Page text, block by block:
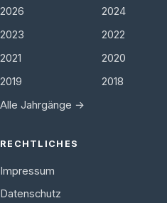
2026
2024
2023
2022
2021
2020
2019
2018
Alle Jahrgänge →
RECHTLICHES
Impressum
Datenschutz